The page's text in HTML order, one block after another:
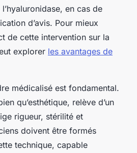
en cas de
d’avis. Pour mieux
de cette intervention sur la
explorer les avantages de
médicalisé est fondamental.
qu’esthétique, relève d’un
rigueur, stérilité et
doivent être formés
technique, capable